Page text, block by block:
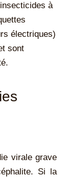
à
électriques)
sont
virale grave
Si la